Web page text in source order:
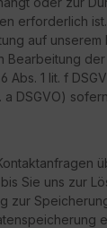
erforderlich
auf
Bearbeitung der
Abs. 1 lit. f
a DSGVO)
Sie uns zur
zur